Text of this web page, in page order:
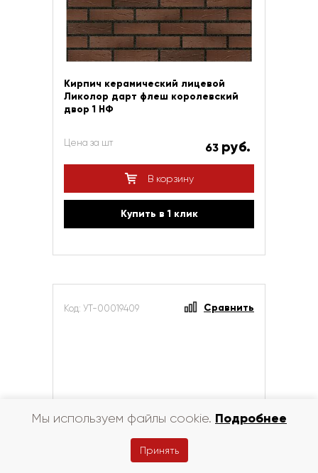
Кирпич керамический лицевой
Ликолор дарт флеш королевский
двор 1 НФ
Цена за шт 63 руб.
В корзину
Купить в 1 клик
Код: УТ-00019409 Сравнить
Мы используем файлы cookie. Подробнее
Принять